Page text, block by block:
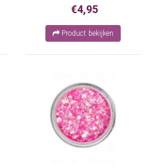
€4,95
Product bekijken